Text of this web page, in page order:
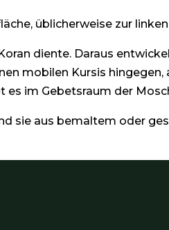
üblicherweise zur
diente. Daraus
mobilen Kursis hingegen,
im Gebetsraum der
sie aus bemaltem oder